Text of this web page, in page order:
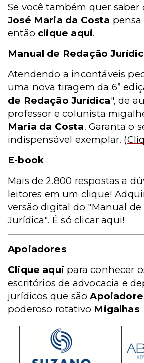
Se você também quer saber
José Maria da Costa pensa
então clique aqui.
Manual de Redação
Atendendo a incontáveis
uma nova tiragem da 6ª
de Redação Jurídica", de
professor e colunista
Maria da Costa. Garanta o
indispensável exemplar. (
E-book
Mais de 2.800 respostas a
leitores em um clique!
versão digital do "Manual de
Jurídica". É só clicaraqui!
Apoiadores
Clique aqui para conhecer
escritórios de advocacia e
jurídicos que são
poderoso rotativo Migalhas